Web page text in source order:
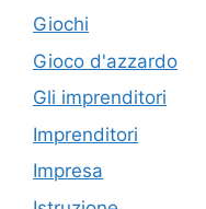
Giochi
Gioco d'azzardo
Gli imprenditori
Imprenditori
Impresa